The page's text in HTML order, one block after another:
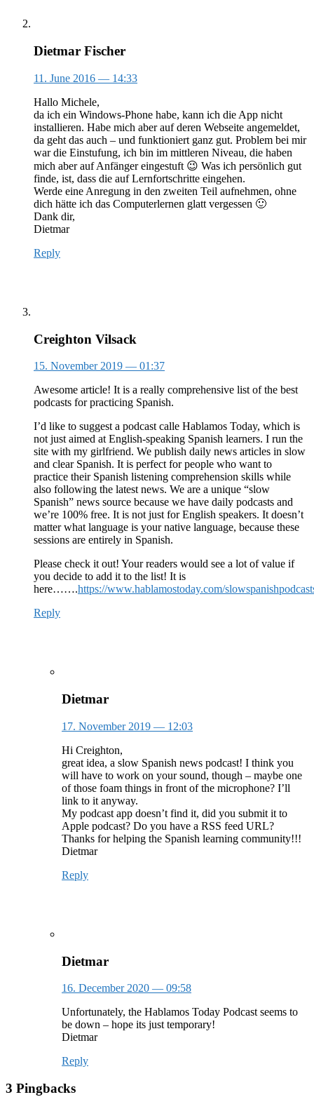
Dietmar Fischer
11. June 2016 — 14:33
Hallo Michele,
da ich ein Windows-Phone habe, kann ich die App nicht
installieren. Habe mich aber auf deren Webseite angemeldet,
da geht das auch – und funktioniert ganz gut. Problem bei mir
war die Einstufung, ich bin im mittleren Niveau, die haben
mich aber auf Anfänger eingestuft 😉 Was ich persönlich gut
finde, ist, dass die auf Lernfortschritte eingehen.
Werde eine Anregung in den zweiten Teil aufnehmen, ohne
dich hätte ich das Computerlernen glatt vergessen 🙂
Dank dir,
Dietmar
Reply
Creighton Vilsack
15. November 2019 — 01:37
Awesome article! It is a really comprehensive list of the best
podcasts for practicing Spanish.
I’d like to suggest a podcast calle Hablamos Today, which is
not just aimed at English-speaking Spanish learners. I run the
site with my girlfriend. We publish daily news articles in slow
and clear Spanish. It is perfect for people who want to
practice their Spanish listening comprehension skills while
also following the latest news. We are a unique “slow
Spanish” news source because we have daily podcasts and
we’re 100% free. It is not just for English speakers. It doesn’t
matter what language is your native language, because these
sessions are entirely in Spanish.
Please check it out! Your readers would see a lot of value if
you decide to add it to the list! It is
here…….https://www.hablamostoday.com/
Reply
Dietmar
17. November 2019 — 12:03
Hi Creighton,
great idea, a slow Spanish news podcast! I think you
will have to work on your sound, though – maybe one
of those foam things in front of the microphone? I’ll
link to it anyway.
My podcast app doesn’t find it, did you submit it to
Apple podcast? Do you have a RSS feed URL?
Thanks for helping the Spanish learning community!!!
Dietmar
Reply
Dietmar
16. December 2020 — 09:58
Unfortunately, the Hablamos Today Podcast seems to
be down – hope its just temporary!
Dietmar
Reply
3 Pingbacks